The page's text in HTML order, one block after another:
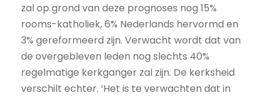
zal op grond van deze prognoses nog 15%
rooms-katholiek, 6% Nederlands hervormd en
3% gereformeerd zijn. Verwacht wordt dat van
de overgebleven leden nog slechts 40%
regelmatige kerkganger zal zijn. De kerksheid
verschilt echter. ‘Het is te verwachten dat in